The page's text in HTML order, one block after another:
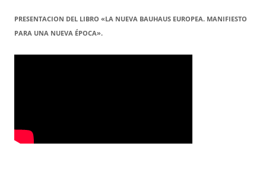
PRESENTACION DEL LIBRO «LA NUEVA BAUHAUS EUROPEA. MANIFIESTO
PARA UNA NUEVA ÉPOCA».